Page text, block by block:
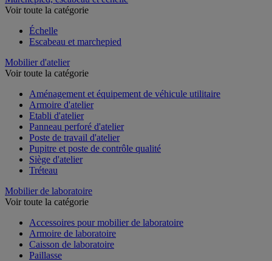
Voir toute la catégorie
Échelle
Escabeau et marchepied
Mobilier d'atelier
Voir toute la catégorie
Aménagement et équipement de véhicule utilitaire
Armoire d'atelier
Etabli d'atelier
Panneau perforé d'atelier
Poste de travail d'atelier
Pupitre et poste de contrôle qualité
Siège d'atelier
Tréteau
Mobilier de laboratoire
Voir toute la catégorie
Accessoires pour mobilier de laboratoire
Armoire de laboratoire
Caisson de laboratoire
Paillasse